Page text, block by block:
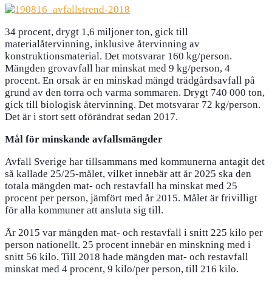
34 procent, drygt 1,6 miljoner ton, gick till
materialåtervinning, inklusive återvinning av
konstruktionsmaterial. Det motsvarar 160 kg/person.
Mängden grovavfall har minskat med 9 kg/person, 4
procent. En orsak är en minskad mängd trädgårdsavfall på
grund av den torra och varma sommaren. Drygt 740 000 ton,
gick till biologisk återvinning. Det motsvarar 72 kg/person.
Det är i stort sett oförändrat sedan 2017.
Mål för minskande avfallsmängder
Avfall Sverige har tillsammans med kommunerna antagit det
så kallade 25/25-målet, vilket innebär att år 2025 ska den
totala mängden mat- och restavfall ha minskat med 25
procent per person, jämfört med år 2015. Målet är frivilligt
för alla kommuner att ansluta sig till.
År 2015 var mängden mat- och restavfall i snitt 225 kilo per
person nationellt. 25 procent innebär en minskning med i
snitt 56 kilo. Till 2018 hade mängden mat- och restavfall
minskat med 4 procent, 9 kilo/per person, till 216 kilo.